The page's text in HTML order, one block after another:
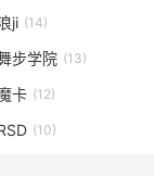
ji (14)
步学院 (13)
卡 (12)
(10)